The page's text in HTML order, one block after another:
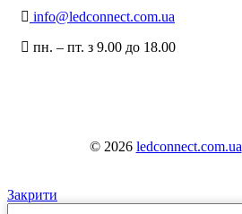
info@ledconnect.com.ua
пн. – пт. з 9.00 до 18.00
© 2026 ledconnect.com.ua
Закрити